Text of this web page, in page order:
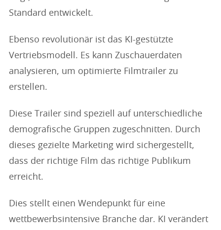
Standard entwickelt.
Ebenso revolutionär ist das KI-gestützte
Vertriebsmodell. Es kann Zuschauerdaten
analysieren, um optimierte Filmtrailer zu
erstellen.
Diese Trailer sind speziell auf unterschiedliche
demografische Gruppen zugeschnitten. Durch
dieses gezielte Marketing wird sichergestellt,
dass der richtige Film das richtige Publikum
erreicht.
Dies stellt einen Wendepunkt für eine
wettbewerbsintensive Branche dar. KI verändert